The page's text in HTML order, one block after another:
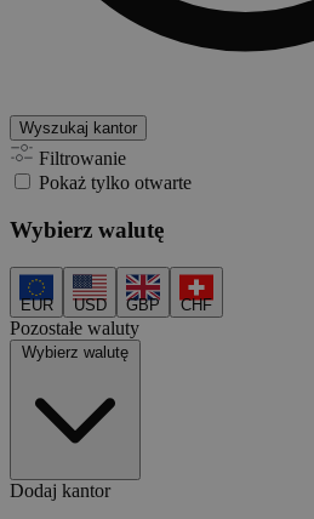
Wyszukaj kantor
Filtrowanie
Pokaż tylko otwarte
Wybierz walutę
EUR USD GBP CHF
Pozostałe waluty
Wybierz walutę
Dodaj kantor